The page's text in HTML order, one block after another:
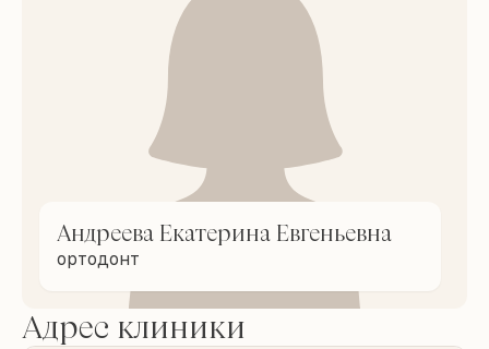
Андреева Екатерина Евгеньевна
ортодонт
Адрес клиники